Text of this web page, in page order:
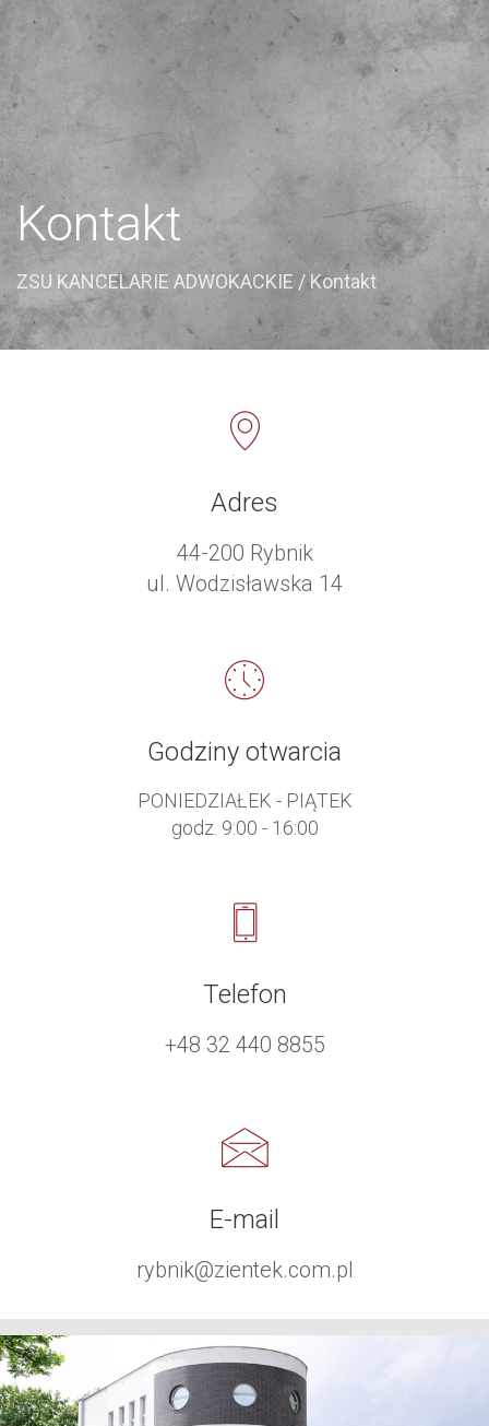
Kontakt
ZSU KANCELARIE ADWOKACKIE / Kontakt
Adres
44-200 Rybnik
ul. Wodzisławska 14
Godziny otwarcia
PONIEDZIAŁEK - PIĄTEK
godz. 9:00 - 16:00
Telefon
+48 32 440 8855
E-mail
rybnik@zientek.com.pl